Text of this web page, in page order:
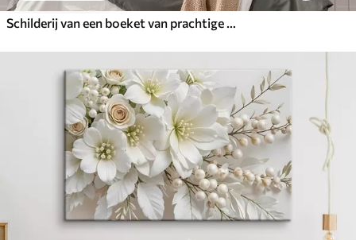
Schilderij van een boeket van prachtige witte en roze pioenrozen in een glazen vaas op een houten tafel